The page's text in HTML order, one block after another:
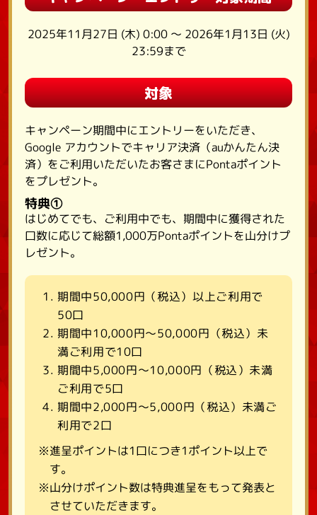
2025年11月27日 (木) 0:00 ～ 2026年1月13日 (火)
23:59まで
対象
キャンペーン期間中にエントリーをいただき、
Google アカウントでキャリア決済（auかんたん決
済）をご利用いただいたお客さまにPontaポイント
をプレゼント。
特典①
はじめてでも、ご利用中でも、期間中に獲得された
口数に応じて総額1,000万Pontaポイントを山分けプ
レゼント。
期間中50,000円（税込）以上ご利用で
50口
期間中10,000円～50,000円（税込）未
満ご利用で10口
期間中5,000円～10,000円（税込）未満
ご利用で5口
期間中2,000円～5,000円（税込）未満ご
利用で2口
※進呈ポイントは1口につき1ポイント以上で
す。
※山分けポイント数は特典進呈をもって発表と
させていただきます。